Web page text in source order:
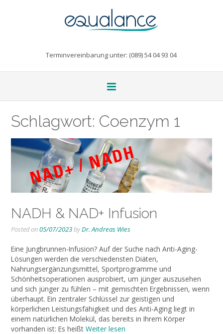
Terminvereinbarung unter: (089) 54 04 93 04
Schlagwort: Coenzym 1
NADH & NAD+ Infusion
Posted on05/07/2023byDr. Andreas Wies
Eine Jungbrunnen-Infusion? Auf der Suche nach Anti-Aging-
Lösungen werden die verschiedensten Diäten,
Nahrungsergänzungsmittel, Sportprogramme und
Schönheitsoperationen ausprobiert, um jünger auszusehen
und sich jünger zu fühlen – mit gemischten Ergebnissen, wenn
überhaupt. Ein zentraler Schlüssel zur geistigen und
körperlichen Leistungsfähigkeit und des Anti-Aging liegt in
einem natürlichen Molekül, das bereits in Ihrem Körper
vorhanden ist: Es heißt Weiter lesen